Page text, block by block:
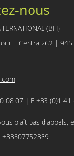
nous
(BFI)
| Centra 262 |
08 07 | F +33 (0)1 41
plaît pas d'appels,
+33607752389